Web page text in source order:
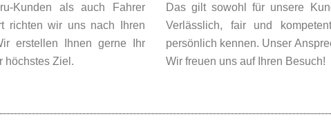
Kunden als auch Fahrer
richten wir uns nach Ihren
erstellen Ihnen gerne Ihr
höchstes Ziel.
Das gilt sowohl für unsere
Verlässlich, fair und
persönlich kennen. Unser
Wir freuen uns auf Ihren Besuch!